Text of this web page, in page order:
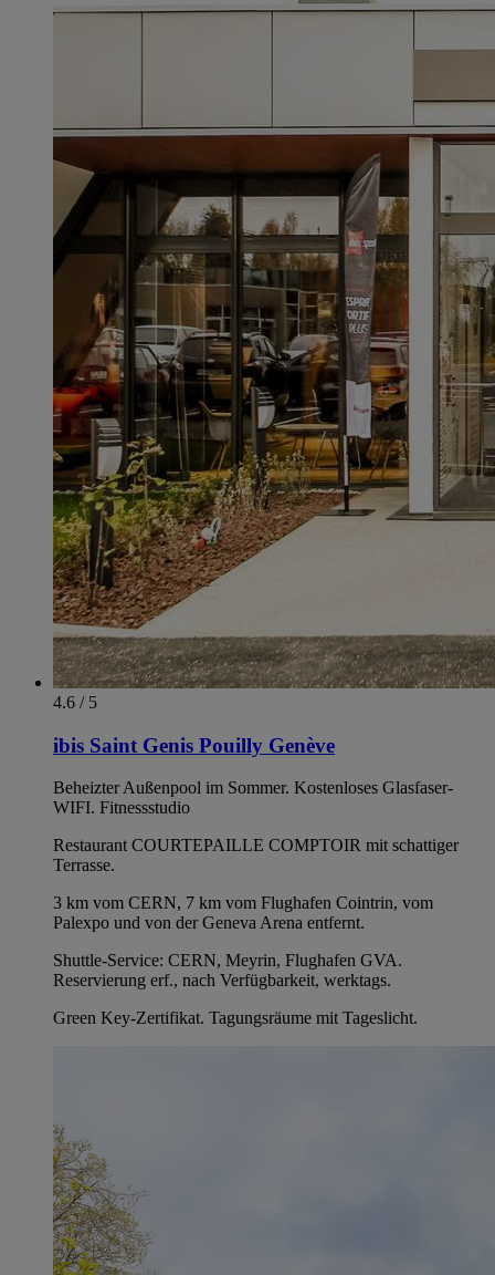
4.6 / 5
ibis Saint Genis Pouilly Genève
Beheizter Außenpool im Sommer. Kostenloses Glasfaser-
WIFI. Fitnessstudio
Restaurant COURTEPAILLE COMPTOIR mit schattiger
Terrasse.
3 km vom CERN, 7 km vom Flughafen Cointrin, vom
Palexpo und von der Geneva Arena entfernt.
Shuttle-Service: CERN, Meyrin, Flughafen GVA.
Reservierung erf., nach Verfügbarkeit, werktags.
Green Key-Zertifikat. Tagungsräume mit Tageslicht.